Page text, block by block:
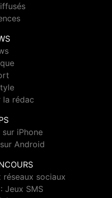
la rédac
iPhone
Android
réseaux sociaux
Jeux SMS